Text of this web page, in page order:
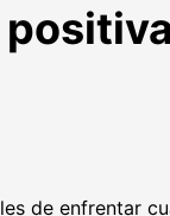
de enfrentar